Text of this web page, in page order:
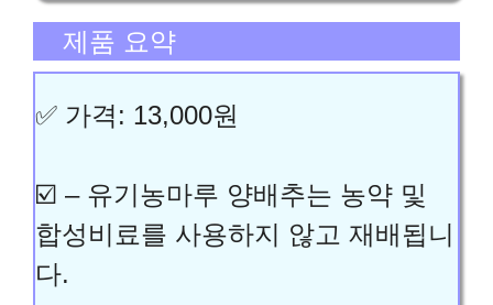
제품 요약
✅ 가격: 13,000원
☑️ – 유기농마루 양배추는 농약 및
합성비료를 사용하지 않고 재배됩니
다.